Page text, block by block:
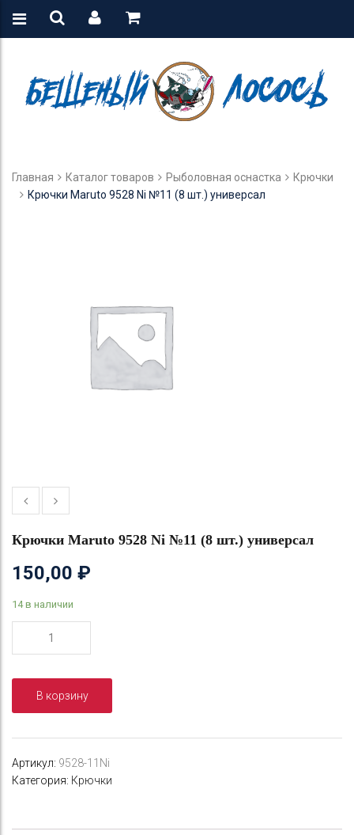
Главная Каталог товаров Рыболовная оснастка
Крючки
Крючки Maruto 9528 Ni №11 (8 шт.) универсал
Крючки Maruto 9528 Ni №11 (8 шт.) универсал
150,00 ₽
14 в наличии
Maruto
Ni
шт.)
универсал
В корзину
Артикул: 9528-11Ni
Категория: Крючки